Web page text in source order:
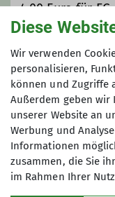
4,00 Euro für FG
Maximale
30
Diese
Wir verwenden
personalisieren,
können und Zugriffe
Außerdem geben
unserer Website an
Werbung und
Informationen
zusammen, die Sie
im Rahmen Ihrer